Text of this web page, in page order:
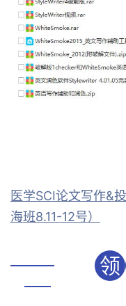
医学SCI论文写作&
海班8.11-12号）
领